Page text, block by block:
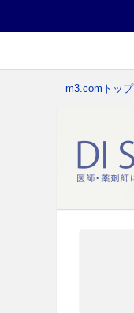
m3.comトップ